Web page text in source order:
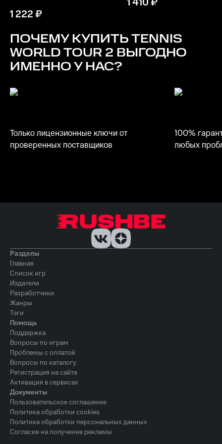
1 222₽
ПОЧЕМУ КУПИТЬTENNIS
WORLD TOUR 2 ВЫГОДНО
ИМЕННО У НАС?
Только лицензионные ключи от
проверенных поставщиков
100%
любых
Разделы
Главная
Список игр
Издатели
Разработчики
Жанры
Тэги
Помощь
Поддержка
Вопросы по играм
Проблемы с оплатой
Вопросы по каталогу
Регистрация на сайте
Активация в сервисах
Документы
Пользовательское соглашение
Политика обработки cookies
Политика обработки персональных данных
Согласие на получение рекламы